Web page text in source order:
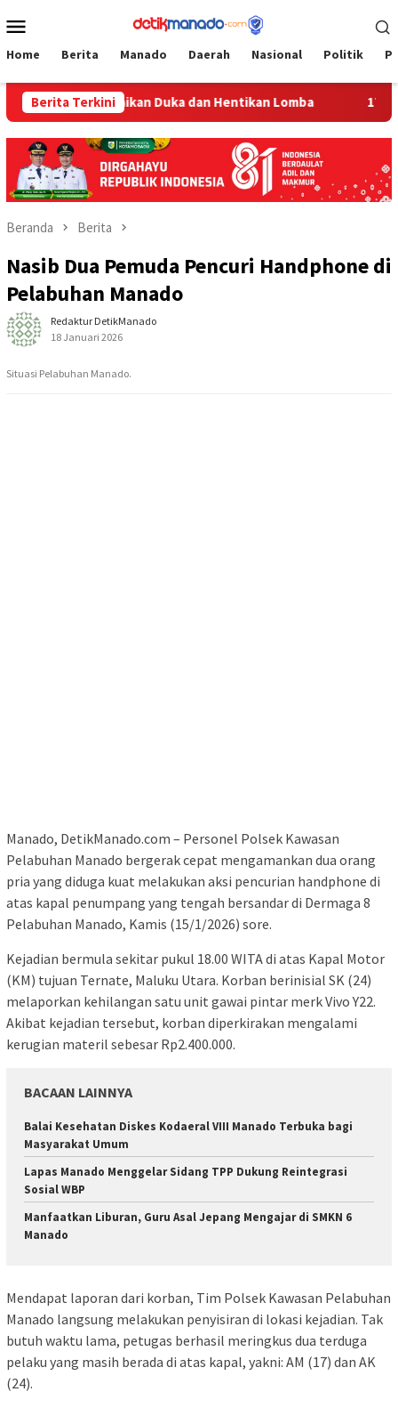
ke
Mobile
Home Berita Manado Daerah Nasional Politik
Berita Terkini
Sampaikan Duka dan Hentikan Lomba 17 Jadi
Beranda Berita
Nasib Dua Pemuda Pencuri Handphone di
Pelabuhan Manado
Redaktur DetikManado
18 Januari 2026
Situasi Pelabuhan Manado.
Manado, DetikManado.com – Personel Polsek Kawasan
Pelabuhan Manado bergerak cepat mengamankan dua orang
pria yang diduga kuat melakukan aksi pencurian handphone di
atas kapal penumpang yang tengah bersandar di Dermaga 8
Pelabuhan Manado, Kamis (15/1/2026) sore.
​Kejadian bermula sekitar pukul 18.00 WITA di atas Kapal Motor
(KM) tujuan Ternate, Maluku Utara. Korban berinisial SK (24)
melaporkan kehilangan satu unit gawai pintar merk Vivo Y22.
Akibat kejadian tersebut, korban diperkirakan mengalami
kerugian materil sebesar Rp2.400.000.
BACAAN LAINNYA
Balai Kesehatan Diskes Kodaeral VIII Manado Terbuka bagi
Masyarakat Umum
Lapas Manado Menggelar Sidang TPP Dukung Reintegrasi
Sosial WBP
Manfaatkan Liburan, Guru Asal Jepang Mengajar di SMKN 6
Manado
Mendapat laporan dari korban, Tim Polsek Kawasan Pelabuhan
Manado langsung melakukan penyisiran di lokasi kejadian. Tak
butuh waktu lama, petugas berhasil meringkus dua terduga
pelaku yang masih berada di atas kapal, yakni: AM (17) dan AK
(24).